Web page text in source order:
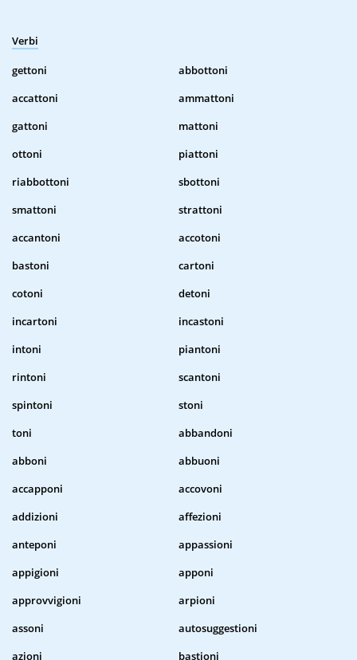
Verbi
gettoni
abbottoni
accattoni
ammattoni
gattoni
mattoni
ottoni
piattoni
riabbottoni
sbottoni
smattoni
strattoni
accantoni
accotoni
bastoni
cartoni
cotoni
detoni
incartoni
incastoni
intoni
piantoni
rintoni
scantoni
spintoni
stoni
toni
abbandoni
abboni
abbuoni
accapponi
accovoni
addizioni
affezioni
anteponi
appassioni
appigioni
apponi
approvvigioni
arpioni
assoni
autosuggestioni
azioni
bastioni